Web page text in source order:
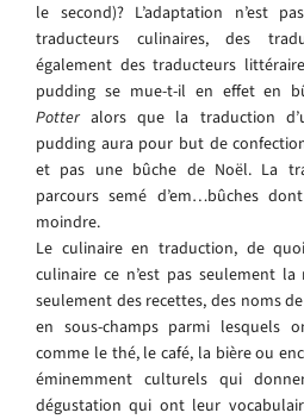
le second)? L’adaptation n’est
traducteurs culinaires, des
également des traducteurs
pudding se mue-t-il en effet en
Potteralors que la traduction
pudding aura pour but de
et pas une bûche de Noël. La
parcours semé d’em…bûches
moindre.
Le culinaire en traduction, de
culinaire ce n’est pas seulement
seulement des recettes, des noms
en sous-champs parmi lesquels
comme le thé, le café, la bière ou
éminemment culturels qui
dégustation qui ont leur